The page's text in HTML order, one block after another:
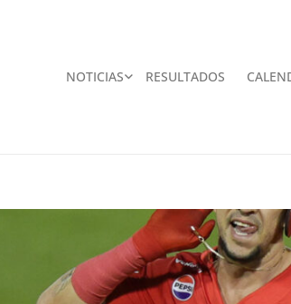
NOTICIAS RESULTADOS